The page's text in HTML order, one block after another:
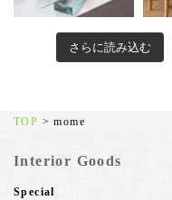
さらに読み込む
TOP >mome
Interior Goods
Special